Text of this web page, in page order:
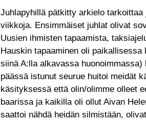
Juhlapyhillä pätkitty arkielo
viikkoja. Ensimmäiset juhlat olivat
Uusien ihmisten tapaamista,
Hauskin tapaaminen oli
siinä A:lla alkavassa huonoimmassa)
päässä istunut seurue huitoi meidät
käsityksessä että olin/olimme olleet
baarissa ja kaikilla oli ollut Aivan Hele
saattoi nähdä heidän silmistään,